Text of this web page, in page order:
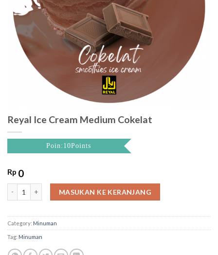
Reyal Ice Cream Medium Cokelat
Poin:10Points
Rp 0
MASUKAN KE KERANJANG
Category: Minuman
Tag: Minuman